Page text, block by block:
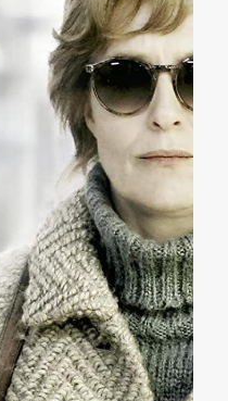
– worüber der
gerät. Als Tarik
seiner
bedroht wird und
der Stadt holen
des deutschen
sich über seine
Freund zu helfen.